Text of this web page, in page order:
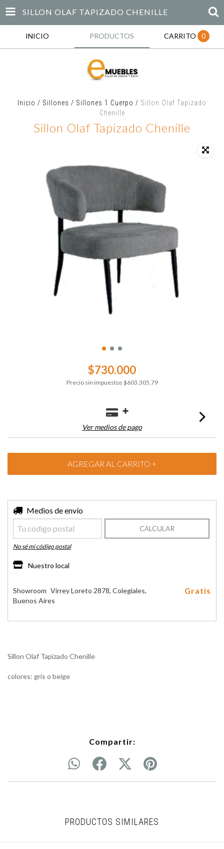
SILLON OLAF TAPIZADO CHENILLE
INICIO PRODUCTOS CARRITO 0
Inicio / Sillones / Sillones 1 Cuerpo / Sillon Olaf Tapizado
Chenille
Sillon Olaf Tapizado Chenille
$730.000
Precio sin impuestos $603.305,79
Ver medios de pago
Entregas para el CP:
Medios de envío
CALCULAR
No sé mi código postal
Nuestro local
Showroom Virrey Loreto 2878, Colegiales,
Buenos Aires
Gratis
Sillon Olaf Tapizado Chenille
colores: gris o beige
Compartir:
PRODUCTOS SIMILARES